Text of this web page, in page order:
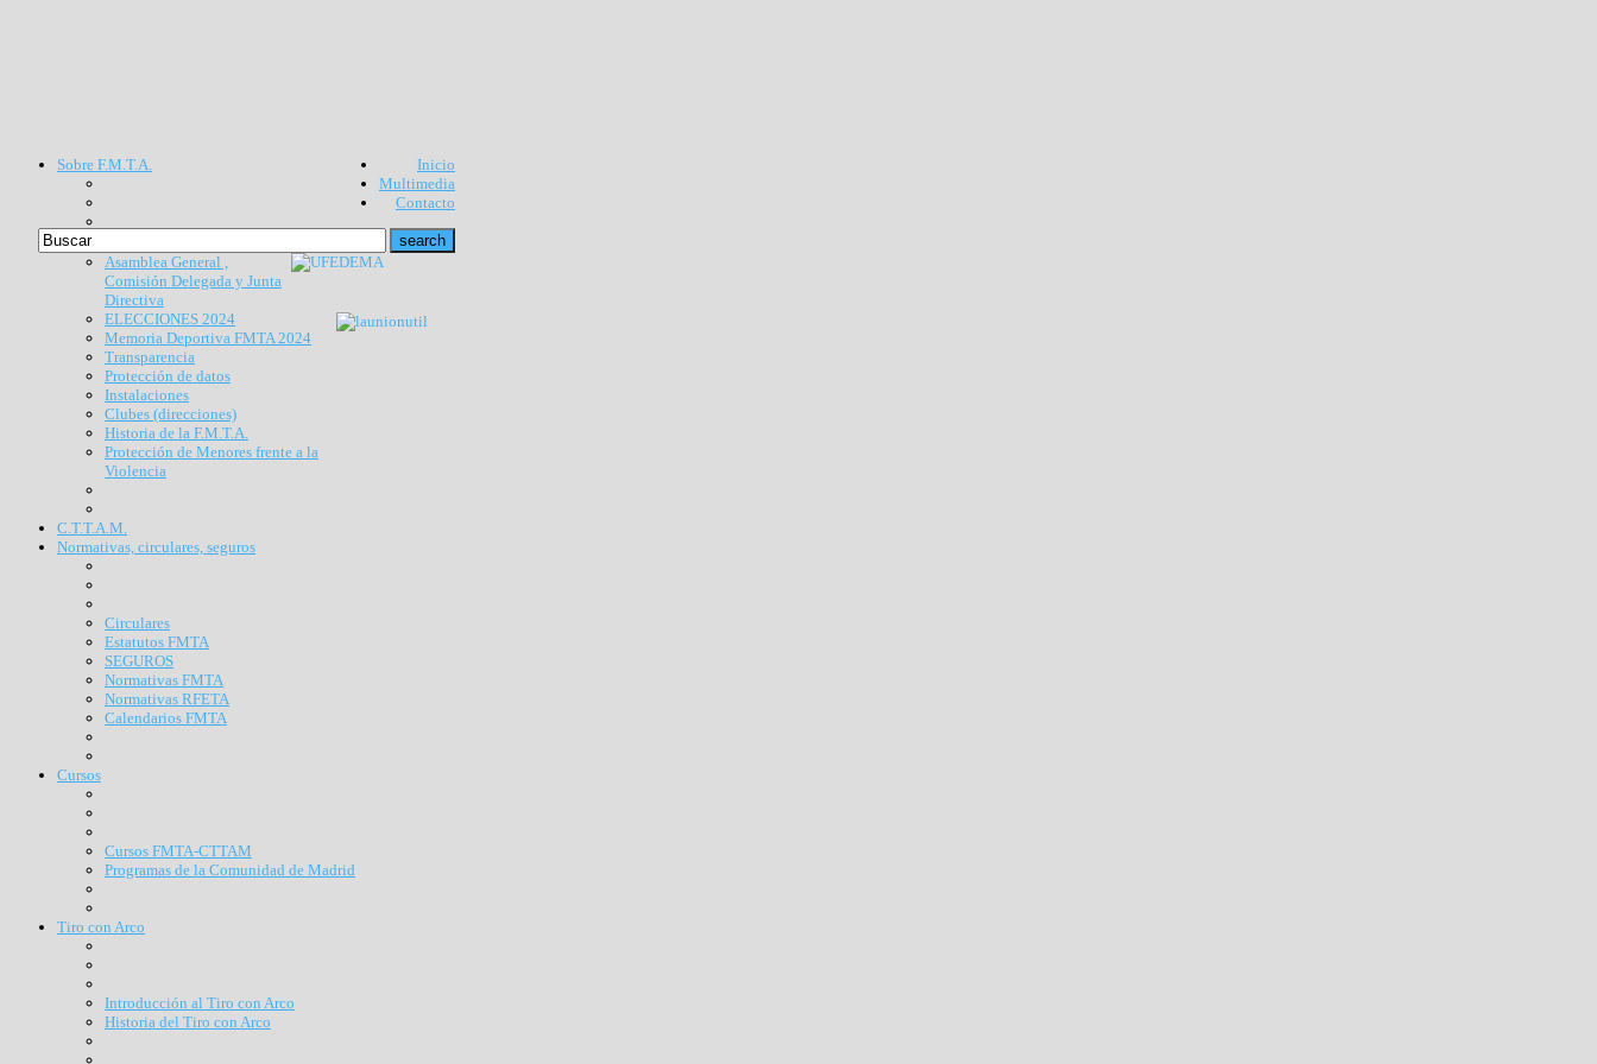
Inicio
Multimedia
Contacto
Sobre F.M.T.A.
Asamblea General ,
Comisión Delegada y Junta
Directiva
ELECCIONES 2024
Memoria Deportiva FMTA 2024
Transparencia
Protección de datos
Instalaciones
Clubes (direcciones)
Historia de la F.M.T.A.
Protección de Menores frente a la
Violencia
C.T.T.A.M.
Normativas, circulares, seguros
Circulares
Estatutos FMTA
SEGUROS
Normativas FMTA
Normativas RFETA
Calendarios FMTA
Cursos
Cursos FMTA-CTTAM
Programas de la Comunidad de Madrid
Tiro con Arco
Introducción al Tiro con Arco
Historia del Tiro con Arco